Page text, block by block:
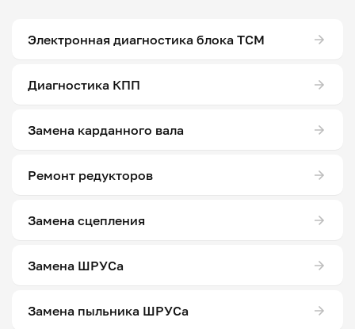
Электронная диагностика блока ТСМ
Диагностика КПП
Замена карданного вала
Ремонт редукторов
Замена сцепления
Замена ШРУСа
Замена пыльника ШРУСа